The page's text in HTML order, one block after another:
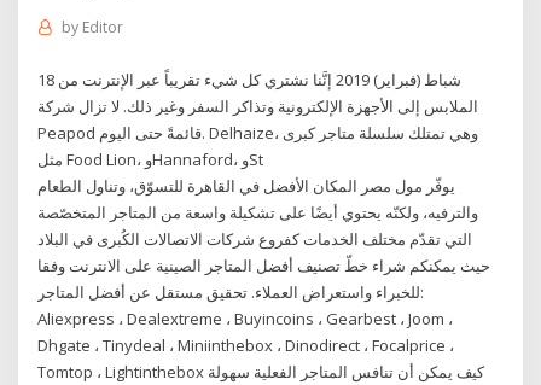
by Editor
18 شباط (فبراير) 2019 إنَّنا نشتري كل شيء تقريباً عبر الإنترنت من
الملابس إلى الأجهزة الإلكترونية وتذاكر السفر وغير ذلك. لا تزال شركة
Peapod قائمةً حتى اليوم. Delhaize، وهي تمتلك سلسلة متاجر كبرى
مثل Food Lion، وHannaford، وSt
يوفّر مول مصر المكان الأفضل في القاهرة للتسوّق، وتناول الطعام
والترفيه، ولكنّه يحتوي أيضًا على تشكيلة واسعة من المتاجر المتخصّصة
التي تقدّم مختلف الخدمات كفروع شركات الاتصالات الكُبرى في البلاد
حيث يمكنكم شراء خطّ تصنيف أفضل المتاجر الصينية على الانترنت وفقا
للخبراء واستعراض العملاء. تحقيق مستقل عن أفضل المتاجر:
Aliexpress ، Dealextreme ، Buyincoins ، Gearbest ، Joom ،
Dhgate ، Tinydeal ، Miniinthebox ، Dinodirect ، Focalprice ،
Tomtop ، Lightinthebox كيف يمكن أن تنافس المتاجر الفعلية سهولة